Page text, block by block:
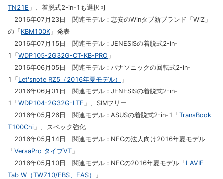
TN21E 」、着脱式2-in-1も選択可
2016年07月23日 関連モデル：恵安のWinタブ新ブランド「WiZ」
の「KBM100K 」発表
2016年07月15日 関連モデル：JENESISの着脱式2-in-
1「WDP105-2G32G-CT-KB-PRO 」
2016年06月05日 関連モデル：パナソニックの回転式2-in-
1「Let'snote RZ5（2016年夏モデル）
」
2016年06月01日 関連モデル：JENESISの着脱式2-in-
1「WDP104-2G32G-LTE 」、SIMフリー
2016年05月26日 関連モデル：ASUSの着脱式2-in-1「TransBook
T100Chi 」、スペック強化
2016年05月14日 関連モデル：NECの法人向け2016年夏モデル
「VersaPro タイプVT 」
2016年05月10日 関連モデル：NECの2016年夏モデル「LAVIE
Tab W（TW710/EBS、EAS）
」